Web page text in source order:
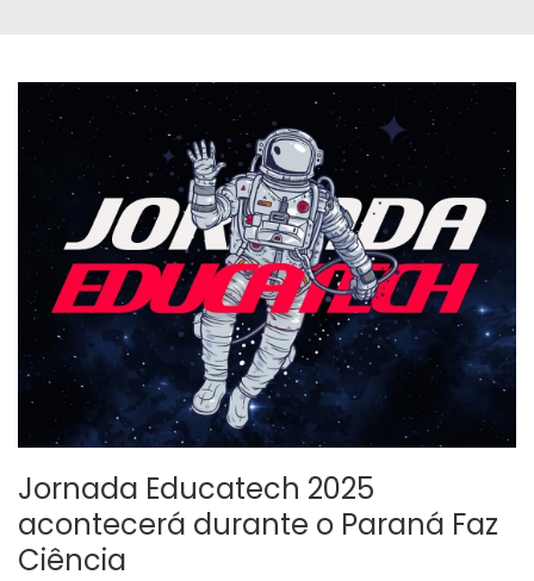
Jornada Educatech 2025
acontecerá durante o Paraná Faz
Ciência